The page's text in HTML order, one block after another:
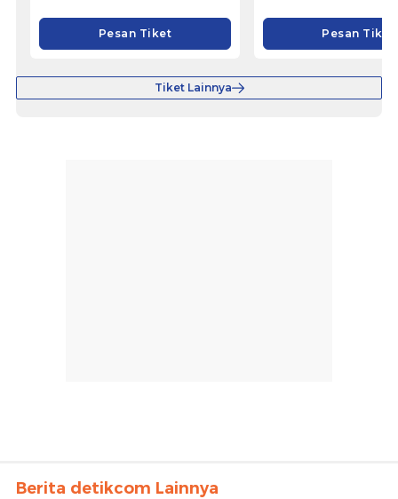
Pesan Tiket Pesan Tiket
Tiket Lainnya
Berita detikcom Lainnya